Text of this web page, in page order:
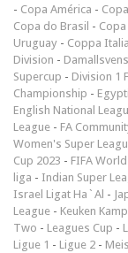
- Copa América -
Copa do Brasil -
Uruguay - Coppa Italia
Division -
Supercup - Division 1
Championship -
English National
League - FA
Women's Super
Cup 2023 - FIFA
liga - Indian Super
Israel Ligat Ha`Al -
League - Keuken
Two - Leagues Cup -
Ligue 1 - Ligue 2 -